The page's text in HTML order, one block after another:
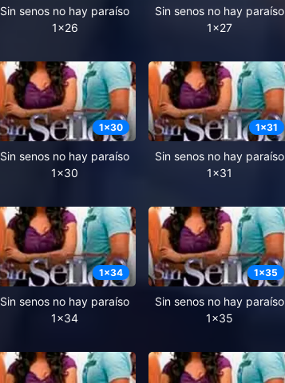
Sin senos no hay paraíso
1x26
Sin senos no hay paraíso
1x27
1x30
Sin senos no hay paraíso
1x30
1x31
Sin senos no hay paraíso
1x31
1x34
Sin senos no hay paraíso
1x34
1x35
Sin senos no hay paraíso
1x35